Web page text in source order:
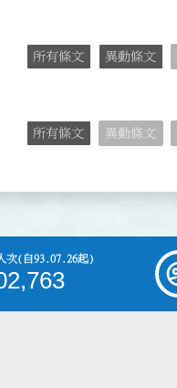
所有條文 異動條文
所有條文 異動條文
次(自93.07.26起)